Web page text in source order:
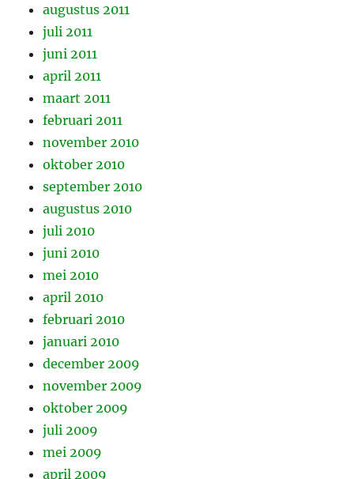
augustus 2011
juli 2011
juni 2011
april 2011
maart 2011
februari 2011
november 2010
oktober 2010
september 2010
augustus 2010
juli 2010
juni 2010
mei 2010
april 2010
februari 2010
januari 2010
december 2009
november 2009
oktober 2009
juli 2009
mei 2009
april 2009